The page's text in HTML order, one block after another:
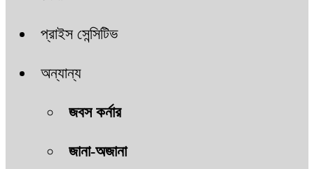
প্রাইস সেন্সিটিভ
অন্যান্য
জবস কর্নার
জানা-অজানা